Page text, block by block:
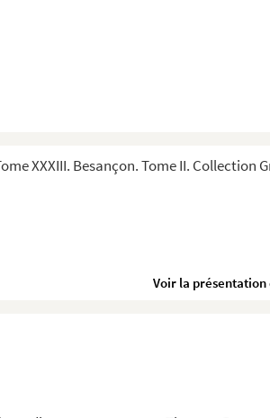
XXXIII. Besançon. Tome II. Collection